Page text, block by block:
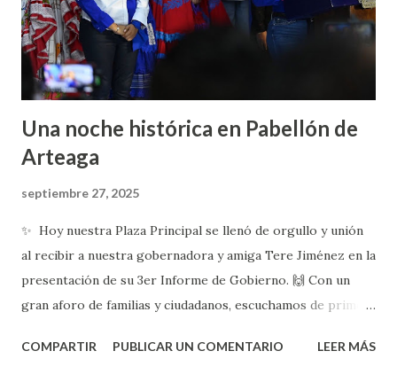
Una noche histórica en Pabellón de
Arteaga
septiembre 27, 2025
✨ Hoy nuestra Plaza Principal se llenó de orgullo y unión
al recibir a nuestra gobernadora y amiga Tere Jiménez en la
presentación de su 3er Informe de Gobierno. 🙌 Con un
gran aforo de familias y ciudadanos, escuchamos de primera
Aguascalientes fuerte, con oportunidades y un futuro de
COMPARTIR PUBLICAR UN COMENTARIO LEER MÁS